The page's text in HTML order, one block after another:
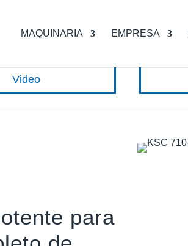
MAQUINARIA EMPRESA
Video
para